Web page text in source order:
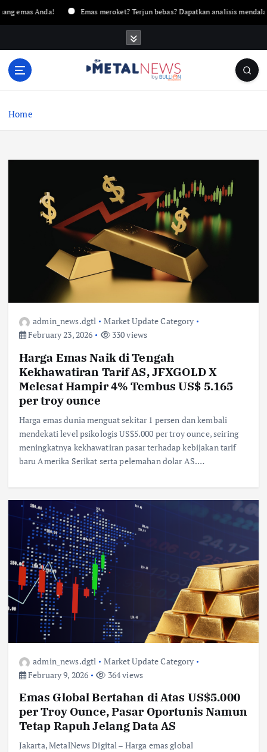
Anda! Emas meroket? Terjun bebas? Dapatkan analisis mendalam
Home
admin_news.dgtl
Market Update Category
February 23, 2026
330 views
Harga Emas Naik di Tengah
Kekhawatiran Tarif AS, JFXGOLD X
Melesat Hampir 4% Tembus US$ 5.165
per troy ounce
Harga emas dunia menguat sekitar 1 persen dan kembali
mendekati level psikologis US$5.000 per troy ounce, seiring
meningkatnya kekhawatiran pasar terhadap kebijakan tarif
baru Amerika Serikat serta pelemahan dolar AS.…
admin_news.dgtl
Market Update Category
February 9, 2026
364 views
Emas Global Bertahan di Atas US$5.000
per Troy Ounce, Pasar Oportunis Namun
Tetap Rapuh Jelang Data AS
Jakarta, MetalNews Digital – Harga emas global